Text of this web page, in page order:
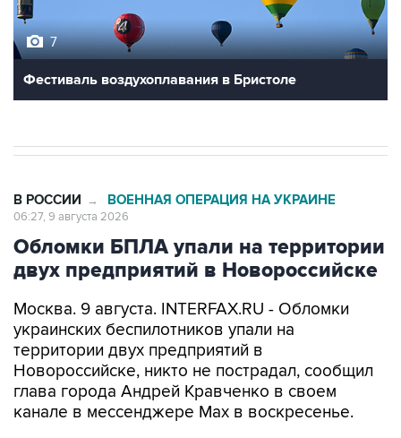
7
Фестиваль воздухоплавания в Бристоле
В РОССИИ → ВОЕННАЯ ОПЕРАЦИЯ НА УКРАИНЕ
06:27, 9 августа 2026
Обломки БПЛА упали на территории
двух предприятий в Новороссийске
Москва. 9 августа. INTERFAX.RU - Обломки
украинских беспилотников упали на
территории двух предприятий в
Новороссийске, никто не пострадал, сообщил
глава города Андрей Кравченко в своем
канале в мессенджере Max в воскресенье.